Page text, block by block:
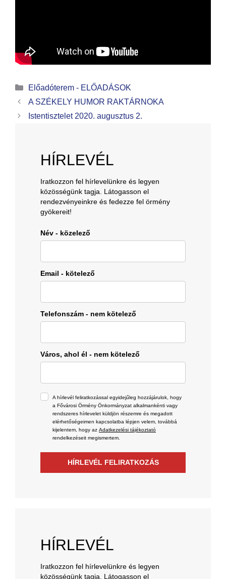
Előadóterem - ELŐADÁSOK
A SZÉKELY HUMOR RAKTÁRNOKA
Istentisztelet 2020. augusztus 2.
HÍRLEVÉL
Iratkozzon fel hírlevelünkre és legyen
közösségünk tagja. Látogasson el
rendezvényeinkre és fedezze fel örmény
gyökereit!
Név - közelező
Email - kötelező
Telefonszám - nem kötelező
Város, ahol él - nem kötelező
A hírlevél feliratkozással egyidejűleg hozzájárulok, hogy
a Fővárosi Örmény Önkormányzat alkalmankénti vagy
rendszeres hírlevelet küldjön részemre és megadott
elérhetőségeimen kapcsolatba lépjen velem, továbbá
kijelentem, hogy az Adatkezelési tájékoztató
rendelkezéseit megismertem.
HÍRLEVÉL FELIRATKOZÁS
HÍRLEVÉL
Iratkozzon fel hírlevelünkre és legyen
közösségünk tagja. Látogasson el